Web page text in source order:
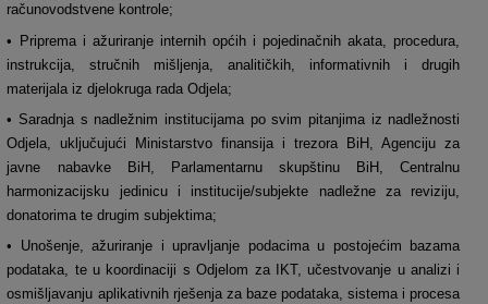
računovodstvene kontrole;
• Priprema i ažuriranje internih općih i pojedinačnih akata, procedura,
instrukcija, stručnih mišljenja, analitičkih, informativnih i drugih
materijala iz djelokruga rada Odjela;
• Saradnja s nadležnim institucijama po svim pitanjima iz nadležnosti
Odjela, uključujući Ministarstvo finansija i trezora BiH, Agenciju za
javne nabavke BiH, Parlamentarnu skupštinu BiH, Centralnu
harmonizacijsku jedinicu i institucije/subjekte nadležne za reviziju,
donatorima te drugim subjektima;
• Unošenje, ažuriranje i upravljanje podacima u postojećim bazama
podataka, te u koordinaciji s Odjelom za IKT, učestvovanje u analizi i
osmišljavanju aplikativnih rješenja za baze podataka, sistema i procesa